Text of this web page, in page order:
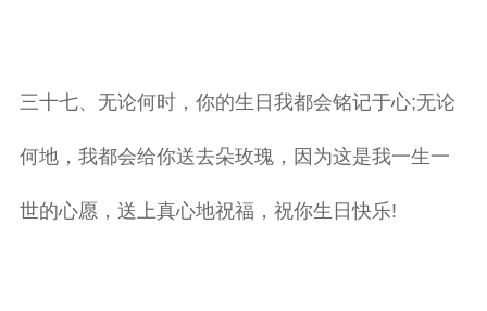
三十七、无论何时，你的生日我都会铭记于心;无论
何地，我都会给你送去朵玫瑰，因为这是我一生一
世的心愿，送上真心地祝福，祝你生日快乐!